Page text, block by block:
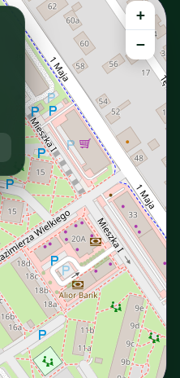
+
−
INTERACTIVE VIEW